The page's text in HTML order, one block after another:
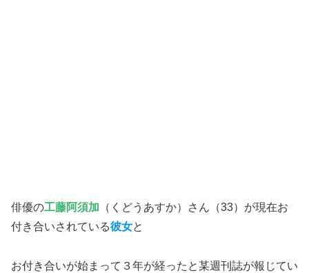
俳優の工藤阿須加 （くどうあすか）さん（33）が現在お
付き合いされている彼女と
お付き合いが始まって３年が経ったと某週刊誌が報じてい